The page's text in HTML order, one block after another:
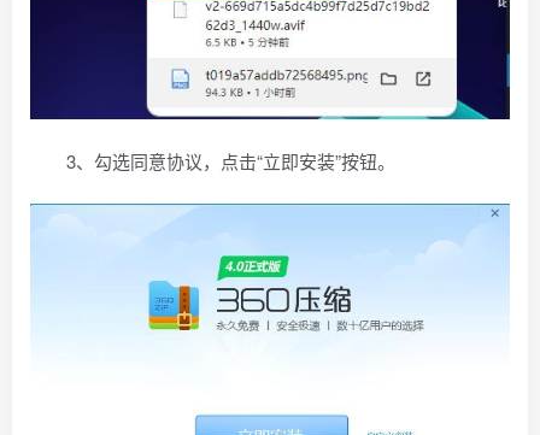
3、勾选同意协议，点击“立即安装”按钮。